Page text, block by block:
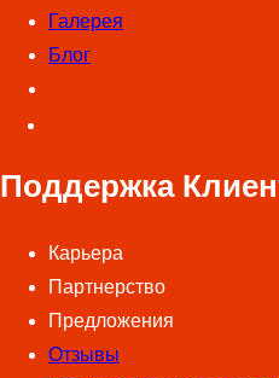
Галерея
Блог
Поддержка
Карьера
Партнерство
Предложения
Отзывы